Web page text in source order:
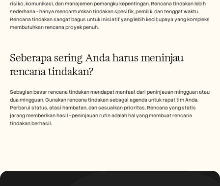
risiko, komunikasi, dan manajemen pemangku kepentingan. Rencana tindakan lebih
sederhana - hanya mencantumkan tindakan spesifik, pemilik, dan tenggat waktu.
Rencana tindakan sangat bagus untuk inisiatif yang lebih kecil; upaya yang kompleks
membutuhkan rencana proyek penuh.
Seberapa sering Anda harus meninjau
rencana tindakan?
Sebagian besar rencana tindakan mendapat manfaat dari peninjauan mingguan atau
dua mingguan. Gunakan rencana tindakan sebagai agenda untuk rapat tim Anda.
Perbarui status, atasi hambatan, dan sesuaikan prioritas. Rencana yang statis
jarang memberikan hasil - peninjauan rutin adalah hal yang membuat rencana
tindakan berhasil.